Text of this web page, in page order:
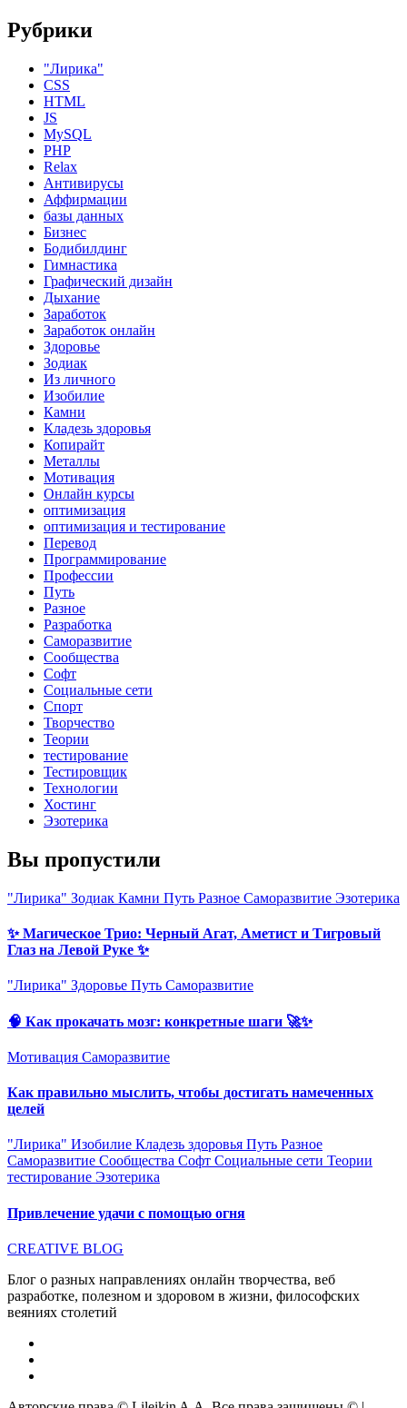
Рубрики
"Лирика"
CSS
HTML
JS
MySQL
PHP
Relax
Антивирусы
Аффирмации
базы данных
Бизнес
Бодибилдинг
Гимнастика
Графический дизайн
Дыхание
Заработок
Заработок онлайн
Здоровье
Зодиак
Из личного
Изобилие
Камни
Кладезь здоровья
Копирайт
Металлы
Мотивация
Онлайн курсы
оптимизация
оптимизация и тестирование
Перевод
Программирование
Профессии
Путь
Разное
Разработка
Саморазвитие
Сообщества
Софт
Социальные сети
Спорт
Творчество
Теории
тестирование
Тестировщик
Технологии
Хостинг
Эзотерика
Вы пропустили
"Лирика" Зодиак Камни Путь Разное Саморазвитие Эзотерика
✨ Магическое Трио: Черный Агат, Аметист и Тигровый
Глаз на Левой Руке ✨
"Лирика" Здоровье Путь Саморазвитие
🧠 Как прокачать мозг: конкретные шаги 🚀✨
Мотивация Саморазвитие
Как правильно мыслить, чтобы достигать намеченных
целей
"Лирика" Изобилие Кладезь здоровья Путь Разное
Саморазвитие Сообщества Софт Социальные сети Теории
тестирование Эзотерика
Привлечение удачи с помощью огня
CREATIVE BLOG
Блог о разных направлениях онлайн творчества, веб
разработке, полезном и здоровом в жизни, философских
веяниях столетий